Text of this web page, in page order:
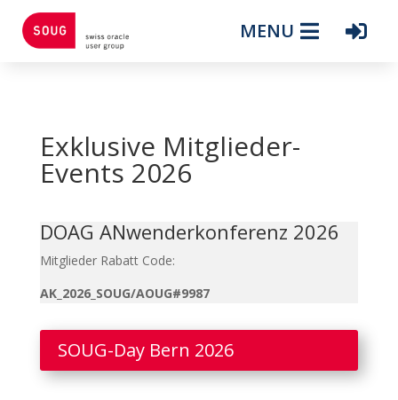
MENU
Exklusive Mitglieder-
Events 2026
DOAG ANwenderkonferenz 2026
Mitglieder Rabatt Code:
AK_2026_SOUG/AOUG#9987
SOUG-Day Bern 2026